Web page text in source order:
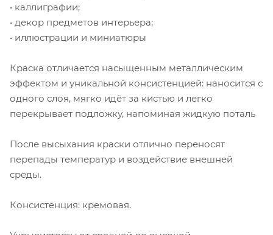
• каллиграфии;
• декор предметов интерьера;
• иллюстрации и миниатюры
Краска отличается насыщенным металлическим
эффектом и уникальной консистенцией: наносится с
одного слоя, мягко идёт за кистью и легко
перекрывает подложку, напоминая жидкую поталь
После высыхания краски отлично переносят
перепады температур и воздействие внешней
среды.
Консистенция: кремовая.